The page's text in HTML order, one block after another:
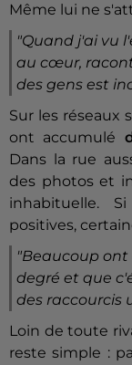
Même lui ne
"Quand j'ai vu
au cœur,
des gens est
Sur les réseaux
ont accumulé
Dans la rue
des photos et
inhabituelle.
positives,
"Beaucoup
degré et que
des raccourcis
Loin de toute
reste simple :